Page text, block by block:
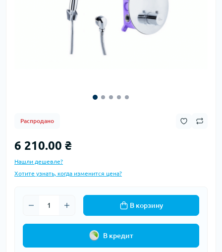
Распродано
6 210.00 ₴
Нашли дешевле?
Хотите узнать, когда изменится цена?
В корзину
В кредит